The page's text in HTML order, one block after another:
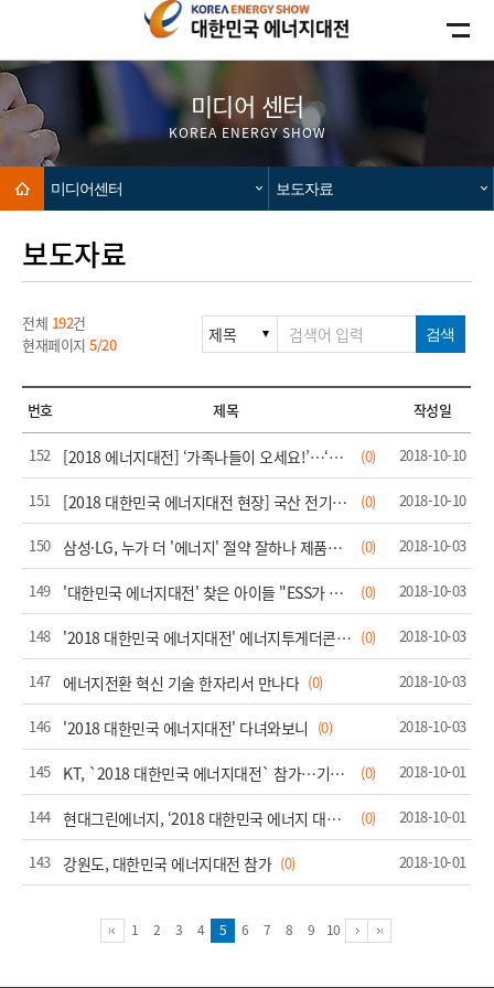
본문으로 가기
주메뉴로 가기
카피라이트로 가기
미디어 센터
KOREA ENERGY SHOW
미디어센터 보도자료
보도자료
검색
전체 192건
현재페이지5/20
번호 제목 작성일
152 [2018 에너지대전] ‘가족나들이 오세요!’…‘에너지분야 취업준비생 모여라!’ (0) 2018-10-10
151 [2018 대한민국 에너지대전 현장] 국산 전기차 시승한 정승일 산업부 차관 (0) 2018-10-10
150 삼성·LG, 누가 더 '에너지' 절약 잘하나 제품경쟁 (0) 2018-10-03
149 '대한민국 에너지대전' 찾은 아이들 "ESS가 뭐에요?" (0) 2018-10-03
148 '2018 대한민국 에너지대전' 에너지투게더콘서트·잡페어 열려 (0) 2018-10-03
147 에너지전환 혁신 기술 한자리서 만나다 (0) 2018-10-03
146 '2018 대한민국 에너지대전' 다녀와보니 (0) 2018-10-03
145 KT, `2018 대한민국 에너지대전` 참가…기가토피아 세상 연출 (0) 2018-10-01
144 현대그린에너지, ‘2018 대한민국 에너지 대전’서 수상태양광 전용 모듈 공개 (0) 2018-10-01
143 강원도, 대한민국 에너지대전 참가 (0) 2018-10-01
1 2 3 4 5 6 7 8 9 10